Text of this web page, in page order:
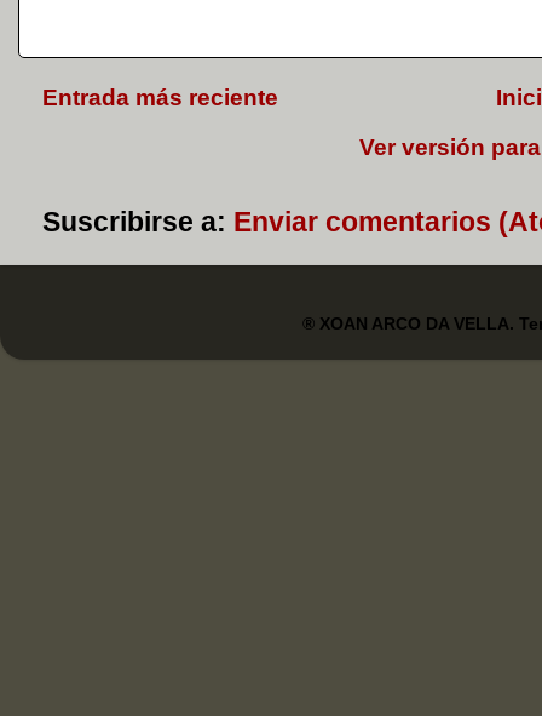
Entrada más reciente
Ver versión
Suscribirse a: Enviar comentarios
® XOAN ARCO DA VELLA.